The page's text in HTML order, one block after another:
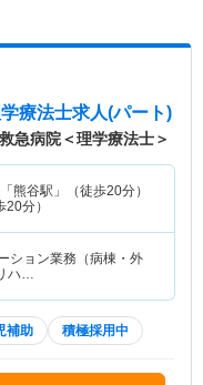
療法士求人(パート)
急病院＜理学療法士＞
熊谷駅」（徒歩20分）
分）
ション業務（病棟・外
リハ…
補助 積極採用中